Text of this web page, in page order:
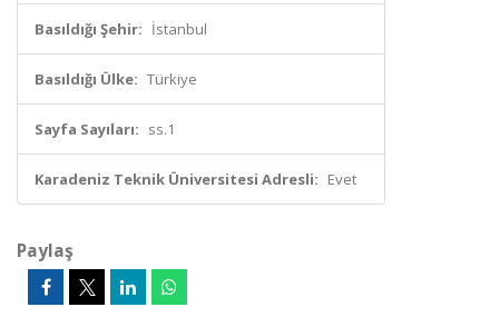
Basıldığı Şehir: İstanbul
Basıldığı Ülke: Türkiye
Sayfa Sayıları: ss.1
Karadeniz Teknik Üniversitesi Adresli: Evet
Paylaş